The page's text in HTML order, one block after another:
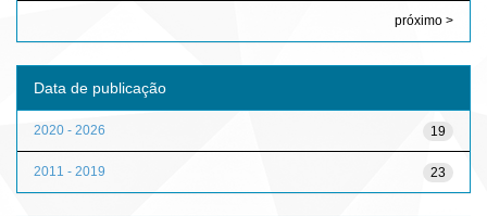
próximo >
Data de publicação
19
2020 - 2026
23
2011 - 2019